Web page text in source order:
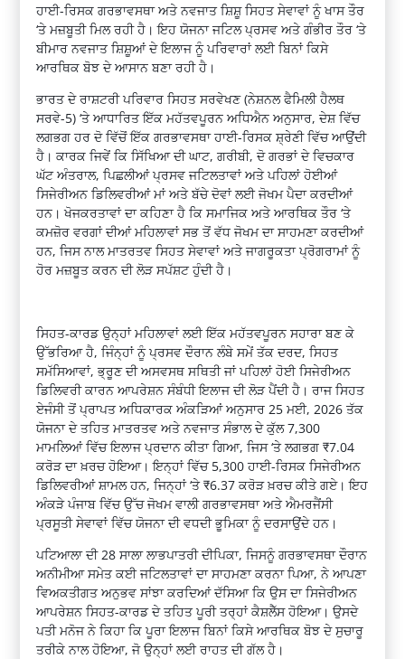
ਹਾਈ-ਰਿਸਕ ਗਰਭਾਵਸਥਾ ਅਤੇ ਨਵਜਾਤ ਸ਼ਿਸ਼ੂ ਸਿਹਤ ਸੇਵਾਵਾਂ ਨੂੰ ਖਾਸ ਤੌਰ
‘ਤੇ ਮਜ਼ਬੂਤੀ ਮਿਲ ਰਹੀ ਹੈ। ਇਹ ਯੋਜਨਾ ਜਟਿਲ ਪ੍ਰਸਵ ਅਤੇ ਗੰਭੀਰ ਤੌਰ ‘ਤੇ
ਬੀਮਾਰ ਨਵਜਾਤ ਸ਼ਿਸ਼ੂਆਂ ਦੇ ਇਲਾਜ ਨੂੰ ਪਰਿਵਾਰਾਂ ਲਈ ਬਿਨਾਂ ਕਿਸੇ
ਆਰਥਿਕ ਬੋਝ ਦੇ ਆਸਾਨ ਬਣਾ ਰਹੀ ਹੈ।
ਭਾਰਤ ਦੇ ਰਾਸ਼ਟਰੀ ਪਰਿਵਾਰ ਸਿਹਤ ਸਰਵੇਖਣ (ਨੇਸ਼ਨਲ ਫੈਮਿਲੀ ਹੈਲਥ
ਸਰਵੇ-5) ‘ਤੇ ਆਧਾਰਿਤ ਇੱਕ ਮਹੱਤਵਪੂਰਨ ਅਧਿਐਨ ਅਨੁਸਾਰ, ਦੇਸ਼ ਵਿੱਚ
ਲਗਭਗ ਹਰ ਦੋ ਵਿੱਚੋਂ ਇੱਕ ਗਰਭਾਵਸਥਾ ਹਾਈ-ਰਿਸਕ ਸ਼੍ਰੇਣੀ ਵਿੱਚ ਆਉਂਦੀ
ਹੈ। ਕਾਰਕ ਜਿਵੇਂ ਕਿ ਸਿੱਖਿਆ ਦੀ ਘਾਟ, ਗਰੀਬੀ, ਦੋ ਗਰਭਾਂ ਦੇ ਵਿਚਕਾਰ
ਘੱਟ ਅੰਤਰਾਲ, ਪਿਛਲੀਆਂ ਪ੍ਰਸਵ ਜਟਿਲਤਾਵਾਂ ਅਤੇ ਪਹਿਲਾਂ ਹੋਈਆਂ
ਸਿਜੇਰੀਅਨ ਡਿਲਿਵਰੀਆਂ ਮਾਂ ਅਤੇ ਬੱਚੇ ਦੋਵਾਂ ਲਈ ਜੋਖਮ ਪੈਦਾ ਕਰਦੀਆਂ
ਹਨ। ਖੋਜਕਰਤਾਵਾਂ ਦਾ ਕਹਿਣਾ ਹੈ ਕਿ ਸਮਾਜਿਕ ਅਤੇ ਆਰਥਿਕ ਤੌਰ ‘ਤੇ
ਕਮਜ਼ੋਰ ਵਰਗਾਂ ਦੀਆਂ ਮਹਿਲਾਵਾਂ ਸਭ ਤੋਂ ਵੱਧ ਜੋਖਮ ਦਾ ਸਾਹਮਣਾ ਕਰਦੀਆਂ
ਹਨ, ਜਿਸ ਨਾਲ ਮਾਤਰਤਵ ਸਿਹਤ ਸੇਵਾਵਾਂ ਅਤੇ ਜਾਗਰੂਕਤਾ ਪ੍ਰੋਗਰਾਮਾਂ ਨੂੰ
ਹੋਰ ਮਜ਼ਬੂਤ ਕਰਨ ਦੀ ਲੋੜ ਸਪੱਸ਼ਟ ਹੁੰਦੀ ਹੈ।
ਸਿਹਤ-ਕਾਰਡ ਉਨ੍ਹਾਂ ਮਹਿਲਾਵਾਂ ਲਈ ਇੱਕ ਮਹੱਤਵਪੂਰਨ ਸਹਾਰਾ ਬਣ ਕੇ
ਉੱਭਰਿਆ ਹੈ, ਜਿੰਨ੍ਹਾਂ ਨੂੰ ਪ੍ਰਸਵ ਦੌਰਾਨ ਲੰਬੇ ਸਮੇਂ ਤੱਕ ਦਰਦ, ਸਿਹਤ
ਸਮੱਸਿਆਵਾਂ, ਭ੍ਰੂਣ ਦੀ ਅਸਵਸਥ ਸਥਿਤੀ ਜਾਂ ਪਹਿਲਾਂ ਹੋਈ ਸਿਜੇਰੀਅਨ
ਡਿਲਿਵਰੀ ਕਾਰਨ ਆਪਰੇਸ਼ਨ ਸੰਬੰਧੀ ਇਲਾਜ ਦੀ ਲੋੜ ਪੈਂਦੀ ਹੈ। ਰਾਜ ਸਿਹਤ
ਏਜੰਸੀ ਤੋਂ ਪ੍ਰਾਪਤ ਅਧਿਕਾਰਕ ਅੰਕੜਿਆਂ ਅਨੁਸਾਰ 25 ਮਈ, 2026 ਤੱਕ
ਯੋਜਨਾ ਦੇ ਤਹਿਤ ਮਾਤਰਤਵ ਅਤੇ ਨਵਜਾਤ ਸੰਭਾਲ ਦੇ ਕੁੱਲ 7,300
ਮਾਮਲਿਆਂ ਵਿੱਚ ਇਲਾਜ ਪ੍ਰਦਾਨ ਕੀਤਾ ਗਿਆ, ਜਿਸ ‘ਤੇ ਲਗਭਗ ₹7.04
ਕਰੋੜ ਦਾ ਖ਼ਰਚ ਹੋਇਆ। ਇਨ੍ਹਾਂ ਵਿੱਚ 5,300 ਹਾਈ-ਰਿਸਕ ਸਿਜੇਰੀਅਨ
ਡਿਲਿਵਰੀਆਂ ਸ਼ਾਮਲ ਹਨ, ਜਿਨ੍ਹਾਂ ‘ਤੇ ₹6.37 ਕਰੋੜ ਖ਼ਰਚ ਕੀਤੇ ਗਏ। ਇਹ
ਅੰਕੜੇ ਪੰਜਾਬ ਵਿੱਚ ਉੱਚ ਜੋਖਮ ਵਾਲੀ ਗਰਭਾਵਸਥਾ ਅਤੇ ਐਮਰਜੈਂਸੀ
ਪ੍ਰਸੂਤੀ ਸੇਵਾਵਾਂ ਵਿੱਚ ਯੋਜਨਾ ਦੀ ਵਧਦੀ ਭੂਮਿਕਾ ਨੂੰ ਦਰਸਾਉਂਦੇ ਹਨ।
ਪਟਿਆਲਾ ਦੀ 28 ਸਾਲਾ ਲਾਭਪਾਤਰੀ ਦੀਪਿਕਾ, ਜਿਸਨੂੰ ਗਰਭਾਵਸਥਾ ਦੌਰਾਨ
ਅਨੀਮੀਆ ਸਮੇਤ ਕਈ ਜਟਿਲਤਾਵਾਂ ਦਾ ਸਾਹਮਣਾ ਕਰਨਾ ਪਿਆ, ਨੇ ਆਪਣਾ
ਵਿਅਕਤੀਗਤ ਅਨੁਭਵ ਸਾਂਝਾ ਕਰਦਿਆਂ ਦੱਸਿਆ ਕਿ ਉਸ ਦਾ ਸਿਜੇਰੀਅਨ
ਆਪਰੇਸ਼ਨ ਸਿਹਤ-ਕਾਰਡ ਦੇ ਤਹਿਤ ਪੂਰੀ ਤਰ੍ਹਾਂ ਕੈਸ਼ਲੈੱਸ ਹੋਇਆ। ਉਸਦੇ
ਪਤੀ ਮਨੋਜ ਨੇ ਕਿਹਾ ਕਿ ਪੂਰਾ ਇਲਾਜ ਬਿਨਾਂ ਕਿਸੇ ਆਰਥਿਕ ਬੋਝ ਦੇ ਸੁਚਾਰੂ
ਤਰੀਕੇ ਨਾਲ ਹੋਇਆ, ਜੋ ਉਨ੍ਹਾਂ ਲਈ ਰਾਹਤ ਦੀ ਗੱਲ ਹੈ।